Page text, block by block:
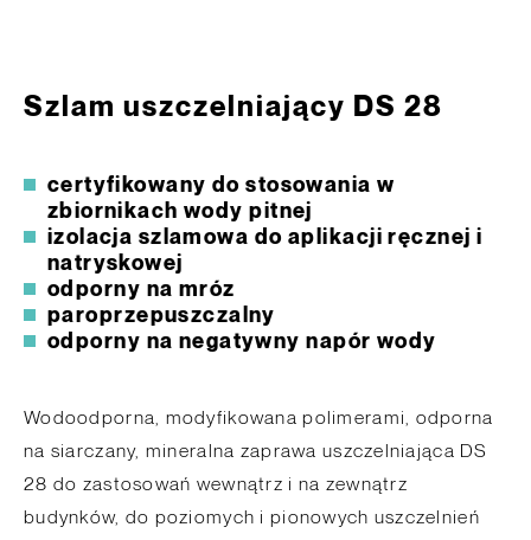
Szlam uszczelniający DS 28
certyfikowany do stosowania w
zbiornikach wody pitnej
izolacja szlamowa do aplikacji ręcznej i
natryskowej
odporny na mróz
paroprzepuszczalny
odporny na negatywny napór wody
Wodoodporna, modyfikowana polimerami, odporna
na siarczany, mineralna zaprawa uszczelniająca DS
28 do zastosowań wewnątrz i na zewnątrz
budynków, do poziomych i pionowych uszczelnień